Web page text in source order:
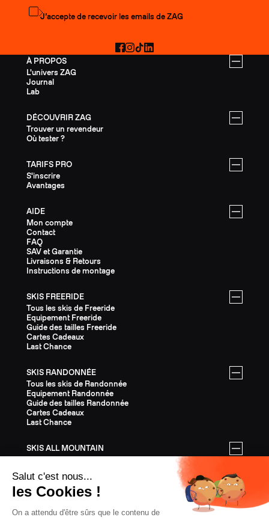
À PROPOS
L'univers ZAG
Journal
Lab
DÉCOUVRIR ZAG
Trouver un revendeur
Où tester ?
TARIFS PRO
S'inscrire
Avantages
AIDE
Mon compte
Contact
FAQ
SAV et Garantie
Livraisons & Retours
Instructions de montage
SKIS FREERIDE
Tous les skis de Freeride
Equipement Freeride
Guide des tailles Freeride
Cartes Cadeaux
Last Chance
SKIS RANDONNÉE
Tous les skis de Randonnée
Equipement Randonnée
Guide des tailles Randonnée
Cartes Cadeaux
Last Chance
SKIS ALL MOUNTAIN
Guide des tailles All Mountain
Cartes Cadeaux
Last Chance
S'abonner à la newsletter
J’accepte de recevoir les emails de ZAG
Facebook
Instagram
TikTokLinkedIn